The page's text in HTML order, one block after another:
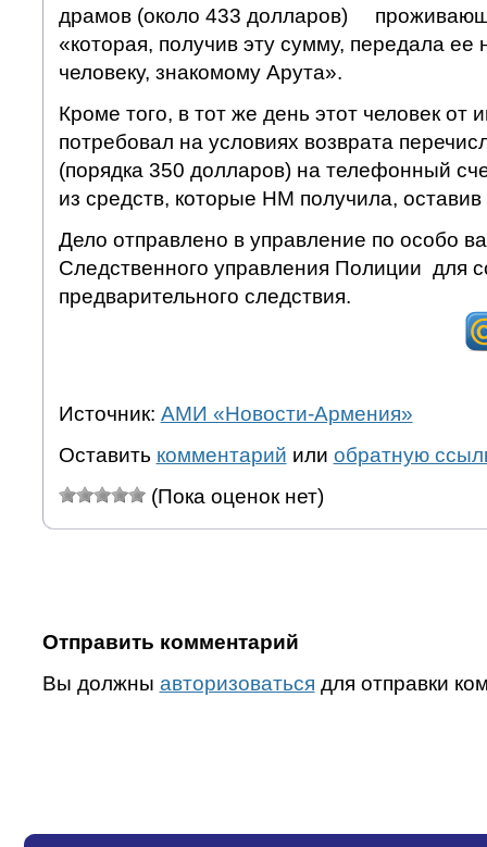
драмов (около 433 долларов)
«которая, получив эту сумму, передала ее
человеку, знакомому Арута».
Кроме того, в тот же день этот человек от
потребовал на условиях возврата
(порядка 350 долларов) на телефонный
из средств, которые НМ получила, оставив
Дело отправлено в управление по особо
Следственного управления Полиции для
предварительного следствия.
Источник: АМИ «Новости-Армения»
Оставить комментарий или обратную
(Пока оценок нет)
Отправить комментарий
Вы должны авторизоваться для отправки